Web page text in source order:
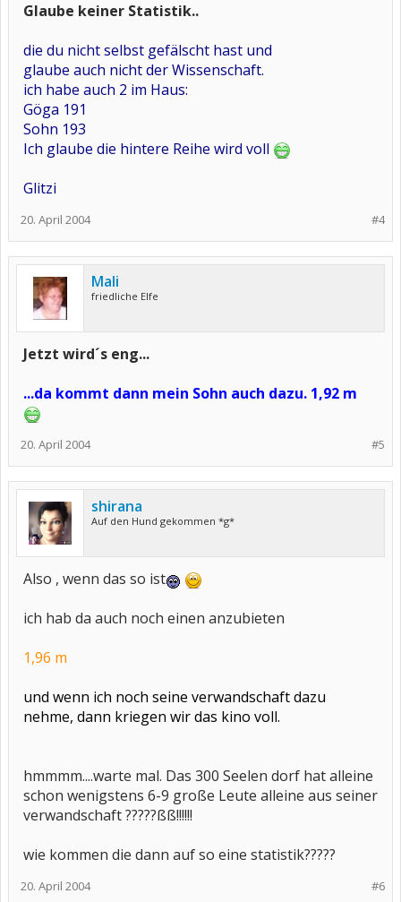
Glaube keiner Statistik..
die du nicht selbst gefälscht hast und
glaube auch nicht der Wissenschaft.
ich habe auch 2 im Haus:
Göga 191
Sohn 193
Ich glaube die hintere Reihe wird voll
Glitzi
#4
20. April 2004
Mali
friedliche Elfe
Jetzt wird´s eng...
...da kommt dann mein Sohn auch dazu. 1,92 m
#5
20. April 2004
shirana
Auf den Hund gekommen *g*
Also , wenn das so ist
ich hab da auch noch einen anzubieten
1,96 m
und wenn ich noch seine verwandschaft dazu
nehme, dann kriegen wir das kino voll.
hmmmm....warte mal. Das 300 Seelen dorf hat alleine
schon wenigstens 6-9 große Leute alleine aus seiner
verwandschaft ?????ßß!!!!!!
wie kommen die dann auf so eine statistik?????
#6
20. April 2004